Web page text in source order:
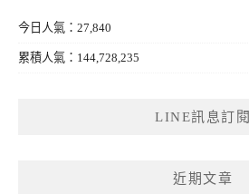
今日人氣：27,840
累積人氣：144,728,235
LINE訊息訂閱
近期文章